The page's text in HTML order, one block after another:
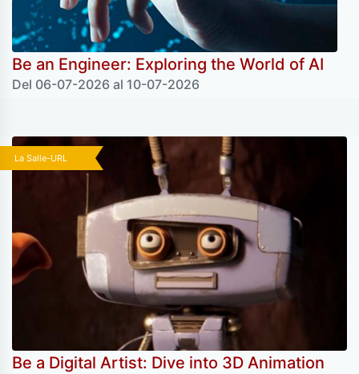
Be an Engineer: Exploring the World of AI
Del 06-07-2026 al 10-07-2026
La Salle-URL
Be a Digital Artist: Dive into 3D Animation